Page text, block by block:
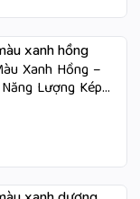
Xanh Hồng –
Lượng Kép